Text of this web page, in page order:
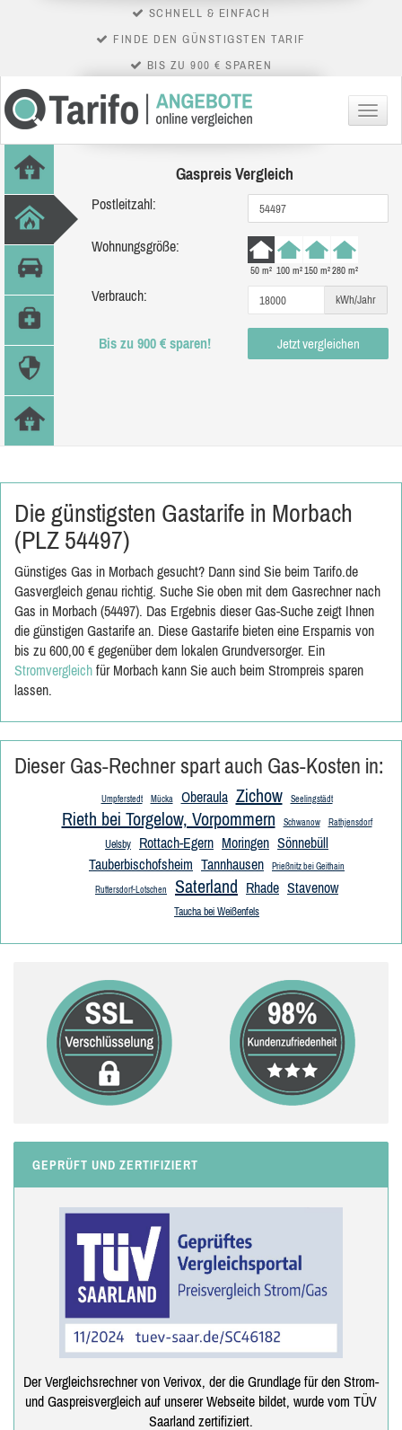
SCHNELL & EINFACH
FINDE DEN GÜNSTIGSTEN TARIF
BIS ZU 900 € SPAREN
Menü
Gaspreis Vergleich
Postleitzahl:
Wohnungsgröße:
50 m² 100 m²150 m²280 m²
Verbrauch: kWh/Jahr
Bis zu 900 € sparen! Jetzt vergleichen
Die günstigsten Gastarife in Morbach
(PLZ 54497)
Günstiges Gas in Morbach gesucht? Dann sind Sie beim Tarifo.de
Gasvergleich genau richtig. Suche Sie oben mit dem Gasrechner nach
Gas in Morbach (54497). Das Ergebnis dieser Gas-Suche zeigt Ihnen
die günstigen Gastarife an. Diese Gastarife bieten eine Ersparnis von
bis zu 600,00 € gegenüber dem lokalen Grundversorger. Ein
Stromvergleich für Morbach kann Sie auch beim Strompreis sparen
lassen.
Dieser Gas-Rechner spart auch Gas-Kosten in:
Umpferstedt Mücka Oberaula Zichow Seelingstädt
Rieth bei Torgelow, Vorpommern Schwanow Rathjensdorf
Uelsby Rottach-Egern Moringen Sönnebüll
Tauberbischofsheim Tannhausen Prießnitz bei Geithain
Ruttersdorf-Lotschen Saterland Rhade Stavenow
Taucha bei Weißenfels
GEPRÜFT UND ZERTIFIZIERT
Der Vergleichsrechner von Verivox, der die Grundlage für den Strom-
und Gaspreisvergleich auf unserer Webseite bildet, wurde vom TÜV
Saarland zertifiziert.